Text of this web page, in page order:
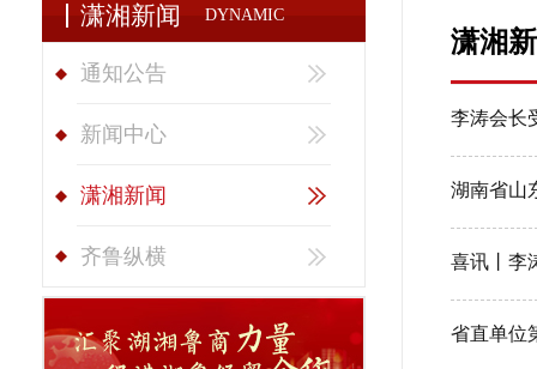
潇湘新闻 DYNAMIC
通知公告
新闻中心
潇湘新闻
齐鲁纵横
潇湘
喜讯丨李
省直单位